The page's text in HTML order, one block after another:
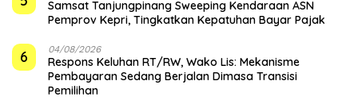
Samsat Tanjungpinang Sweeping Kendaraan ASN
Pemprov Kepri, Tingkatkan Kepatuhan Bayar Pajak
6 04/08/2026
‎Respons Keluhan RT/RW, Wako Lis: Mekanisme
Pembayaran Sedang Berjalan Dimasa Transisi
Pemilihan